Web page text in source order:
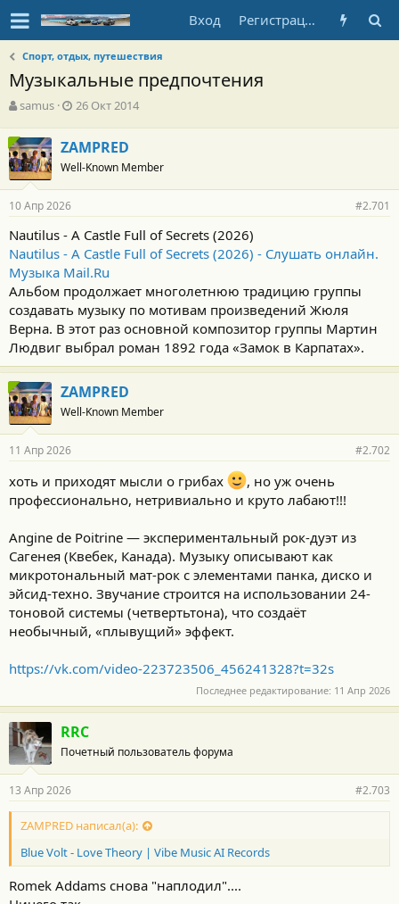
Вход Регистрация
Спорт, отдых, путешествия
Музыкальные предпочтения
А
т
о
р
т
е
м
ы
samus
Д
а
н
а
л
а
26 Окт 2014
ZAMPRED
Well-Known Member
10 Апр 2026 #2.701
Nautilus - A Castle Full of Secrets (2026)
Nautilus - A Castle Full of Secrets (2026) - Слушать онлайн.
Музыка Mail.Ru
Альбом продолжает многолетнюю традицию группы
создавать музыку по мотивам произведений Жюля
Верна. В этот раз основной композитор группы Мартин
Людвиг выбрал роман 1892 года «Замок в Карпатах».
ZAMPRED
Well-Known Member
11 Апр 2026 #2.702
хоть и приходят мысли о грибах
, но уж очень
профессионально, нетривиально и круто лабают!!!
Angine de Poitrine — экспериментальный рок-дуэт из
Сагенея (Квебек, Канада). Музыку описывают как
микротональный мат-рок с элементами панка, диско и
эйсид-техно. Звучание строится на использовании 24-
тоновой системы (четвертьтона), что создаёт
необычный, «плывущий» эффект.
https://vk.com/video-223723506_456241328?t=32s
Последнее редактирование: 11 Апр 2026
RRC
Почетный пользователь форума
13 Апр 2026 #2.703
ZAMPRED написал(а):
Blue Volt - Love Theory | Vibe Music AI Records
Romek Addams снова "наплодил"....